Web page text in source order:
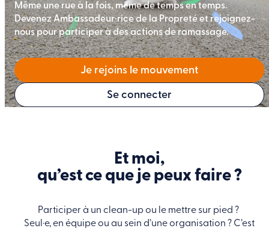
Même une rue à la fois, même de temps en temps.
Devenez Ambassadeur·rice de la Propreté et rejoignez-
nous pour participer à des actions de ramassage.
Je rejoins le mouvement
Se connecter
Et moi,
qu’est ce que je peux faire ?
Participer à un clean-up ou le mettre sur pied ?
Seul·e, en équipe ou au sein d’une organisation ? C’est